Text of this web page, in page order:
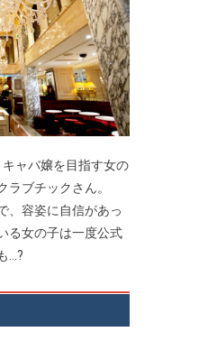
ャバ嬢を目指す女の
ラブチックさん。
、容姿に自信があっ
る女の子は一度公式
...?